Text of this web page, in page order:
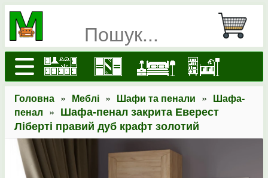
Головна » Меблі » Шафи та пенали » Шафа-
пенал » Шафа-пенал закрита Еверест
Ліберті правий дуб крафт золотий